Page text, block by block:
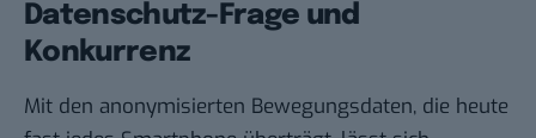
Datenschutz-Frage und
Konkurrenz
Mit den anonymisierten Bewegungsdaten, die heute